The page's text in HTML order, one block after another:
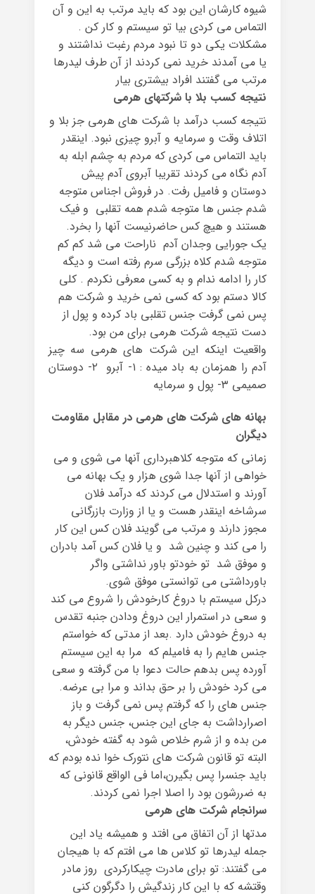
شیوه کارشان این بود که باید مرتب به این و آن
التماس می کردی بیا تو سیستم و کار کن .
مشکلات یکی دو تا نبود مردم رغبت نداشتند و
یا می آمدند خرید نمی کردند از آن طرف لیدرها
مرتب می گفتند افراد بیشتری بیار
نتیجه کسب بلا با شرکتهای هرمی
نتیجه کسب درآمد با شرکت های هرمی جز بلا و
اتلاف وقت و سرمایه و آبرو چیزی نبود. اینقدر
باید التماس می کردی که مردم به چشم ابله به
آدم نگاه می کردند تقریبا آبروی آدم پیش
دوستان و فامیل رفت. در فروش اجناس متوجه
شدم جنس ها متوجه شدم همه تقلبی و فیک
هستند و هیچ کس حاضرنیست آنها را بخرد.
یک جورایی وجدان آدم ناراحت می شد کم کم
متوجه شدم کلاه بزرگی سرم رفته است و دیگه
کار را ادامه ندام و به کسی معرفی نکردم . کلی
کالا دستم بود که کسی نمی خرید و شرکت هم
پس نمی گرفت جنس تقلبی باد کرده و پول از
دست نتیجه شرکت هرمی برای من بود.
واقعیت اینکه این شرکت های هرمی سه چیز
آدم را همزمان به باد میده : ۱- آبرو ۲- دوستان
صمیمی ۳- پول و سرمایه
بهانه های شرکت های هرمی در مقابل مقاومت
دیگران
زمانی که متوجه کلاهبرداری آنها می شوی و می
خواهی از آنها جدا شوی هزار و یک بهانه می
آورند و استدلال می کردند که درآمد فلان
سرشاخه اینقدر هست و یا از وزارت بازرگانی
مجوز دارند و مرتب می گویند فلان کس این کار
را می کند و چنین شد و یا فلان کس آمد بادران
و موفق شد تو خودتو باور نداشتی واگر
باورداشتی می توانستی موفق شوی.
درکل سیستم با دروغ کارخودش را شروع می کند
و سعی در استمرار این دروغ ودادن جنبه تقدس
به دروغ خودش دارد .بعد از مدتی که خواستم
جنس هایم را به فامیلم که مرا به این سیستم
آورده پس بدهم حالت دعوا با من گرفته و سعی
می کرد خودش را بر حق بداند و مرا بی عرضه.
جنس های را که گرفتم پس نمی گرفت و باز
اصرارداشت به جای این جنس، جنس دیگر به
من بده و از شرم خلاص شود به گفته خودش،
البته تو قانون شرکت های نتورک خوا نده بودم که
باید جنسرا پس بگیرن،اما فی الواقع قانونی که
به ضررشون بود را اصلا اجرا نمی کردند.
سرانجام شرکت های هرمی
مدتها از آن اتفاق می افتد و همیشه یاد این
جمله لیدرها تو کلاس ها می افتم که با هیجان
می گفتند: تو برای مادرت چیکارکردی روز مادر
وقتشه که با این کار زندگیش را دگرگون کنی